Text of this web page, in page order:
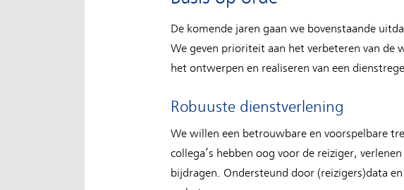
De komende jaren gaan we bovenstaande
We geven prioriteit aan het verbeteren van de
het ontwerpen en realiseren van een
Robuuste dienstverlening
We willen een betrouwbare en voorspelbare
collega’s hebben oog voor de reiziger,
bijdragen. Ondersteund door (reizigers)data